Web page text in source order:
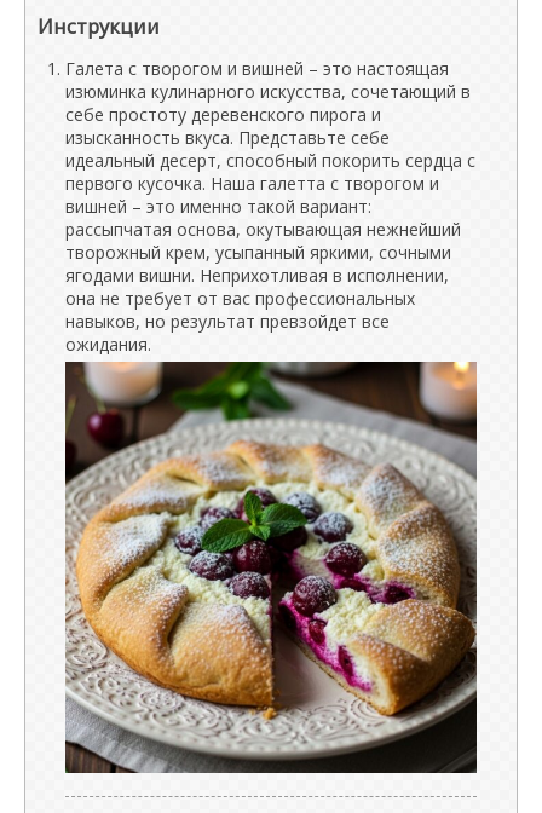
Инструкции
Галета с творогом и вишней – это настоящая
изюминка кулинарного искусства, сочетающий в
себе простоту деревенского пирога и
изысканность вкуса. Представьте себе
идеальный десерт, способный покорить сердца с
первого кусочка. Наша галетта с творогом и
вишней – это именно такой вариант:
рассыпчатая основа, окутывающая нежнейший
творожный крем, усыпанный яркими, сочными
ягодами вишни. Неприхотливая в исполнении,
она не требует от вас профессиональных
навыков, но результат превзойдет все
ожидания.